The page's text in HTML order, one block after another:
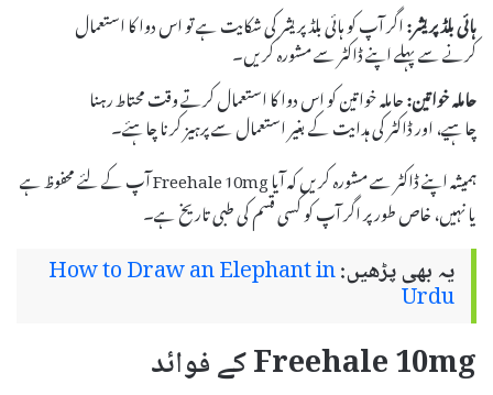
ہائی بلڈ پریشر:اگر آپ کو ہائی بلڈ پریشر کی شکایت ہے تو اس دوا کا استعمال
کرنے سے پہلے اپنے ڈاکٹر سے مشورہ کریں۔
حاملہ خواتین:حاملہ خواتین کو اس دوا کا استعمال کرتے وقت محتاط رہنا
چاہیے، اور ڈاکٹر کی ہدایت کے بغیر استعمال سے پرہیز کرنا چاہئے۔
ہمیشہ اپنے ڈاکٹر سے مشورہ کریں کہ آیا Freehale 10mg آپ کے لئے محفوظ ہے
یا نہیں، خاص طور پر اگر آپ کو کسی قسم کی طبی تاریخ ہے۔
یہ بھی پڑھیں:How to Draw an Elephant in
Urdu
Freehale 10mg کے فوائد